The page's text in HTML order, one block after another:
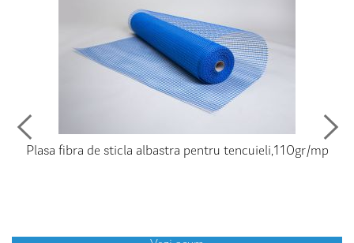
Plasa fibra de sticla albastra pentru tencuieli,110gr/mp